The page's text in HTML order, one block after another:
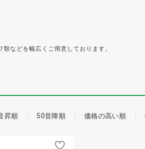
などを幅広くご用意しております。
昇順 50音降順 価格の高い順